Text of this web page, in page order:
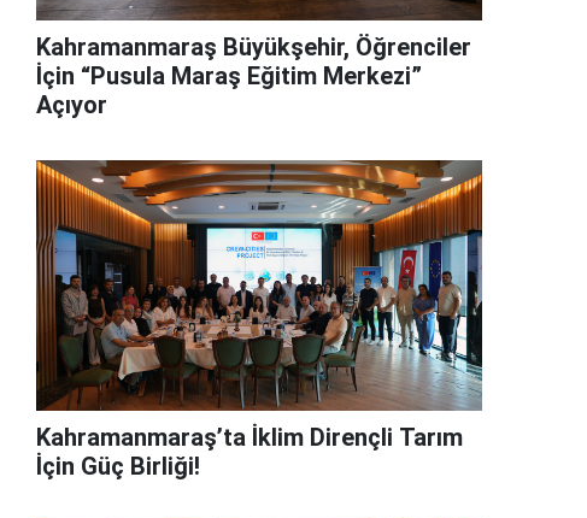
Kahramanmaraş Büyükşehir, Öğrenciler
İçin “Pusula Maraş Eğitim Merkezi”
Açıyor
Kahramanmaraş’ta İklim Dirençli Tarım
İçin Güç Birliği!